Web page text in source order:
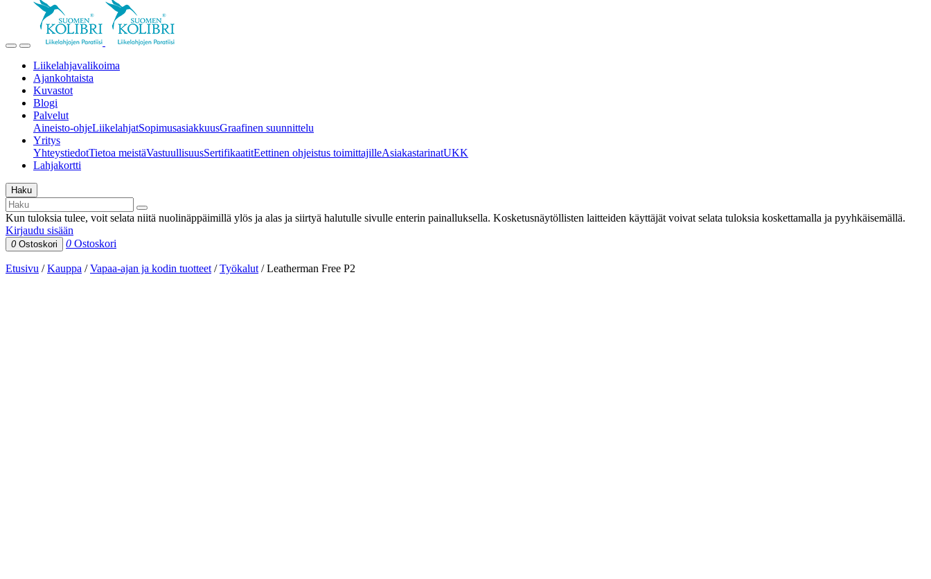
Liikelahjavalikoima
Ajankohtaista
Kuvastot
Blogi
Palvelut
Aineisto-ohjeLiikelahjatSopimusasiakkuusGraafinen suunnittelu
Yritys
YhteystiedotTietoa meistäVastuullisuusSertifikaatitEettinen ohjeistus toimittajilleAsiakastarinatUKK
Lahjakortti
Haku
Kun tuloksia tulee, voit selata niitä nuolinäppäimillä ylös ja alas ja siirtyä halutulle sivulle enterin painalluksella. Kosketusnäytöllisten laitteiden käyttäjät voivat selata tuloksia koskettamalla ja pyyhkäisemällä.
Kirjaudu sisään
0 Ostoskori 0 Ostoskori
Etusivu /Kauppa /Vapaa-ajan ja kodin tuotteet /Työkalut /Leatherman Free P2